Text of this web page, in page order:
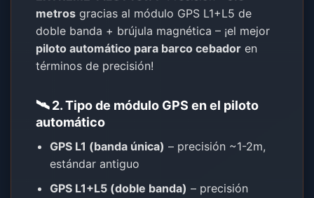
metros gracias al módulo GPS L1+L5 de
doble banda + brújula magnética – ¡el mejor
piloto automático para barco cebador en
términos de precisión!
🛰️ 2. Tipo de módulo GPS en el piloto
automático
GPS L1 (banda única) – precisión ~1-2m,
estándar antiguo
GPS L1+L5 (doble banda) – precisión